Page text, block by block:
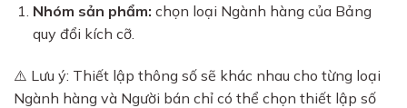
Nhóm sản phẩm: chọn loại Ngành hàng của Bảng
quy đổi kích cỡ.
⚠️ Lưu ý: Thiết lập thông số sẽ khác nhau cho từng loại
Ngành hàng và Người bán chỉ có thể chọn thiết lập số